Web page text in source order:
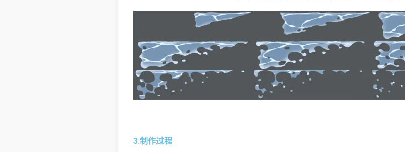
3.制作过程